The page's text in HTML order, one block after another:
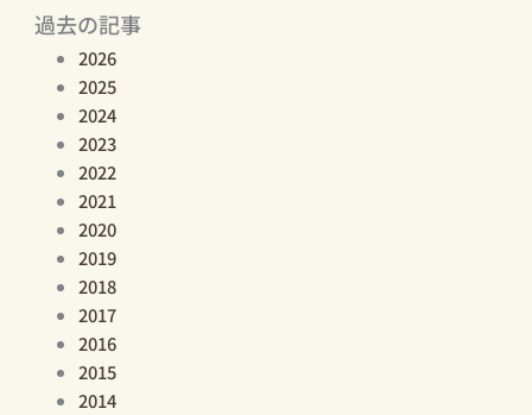
過去の記事
2026
2025
2024
2023
2022
2021
2020
2019
2018
2017
2016
2015
2014